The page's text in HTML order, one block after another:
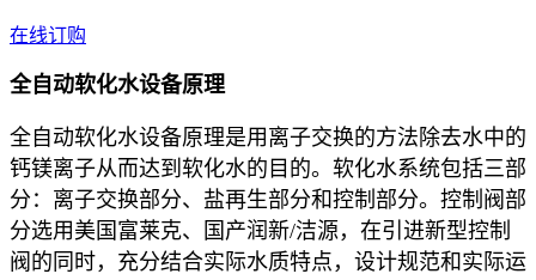
在线订购
全自动软化水设备原理
全自动软化水设备原理是用离子交换的方法除去水中的
钙镁离子从而达到软化水的目的。软化水系统包括三部
分：离子交换部分、盐再生部分和控制部分。控制阀部
分选用美国富莱克、国产润新/洁源，在引进新型控制
阀的同时，充分结合实际水质特点，设计规范和实际运